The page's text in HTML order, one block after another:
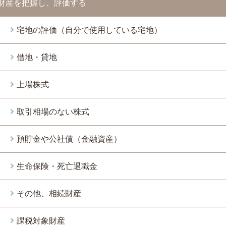
産を把握し、評価する
宅地の評価（自分で使用している宅地）
借地・貸地
上場株式
取引相場のない株式
預貯金や公社債（金融資産）
生命保険・死亡退職金
その他、相続財産
課税対象財産